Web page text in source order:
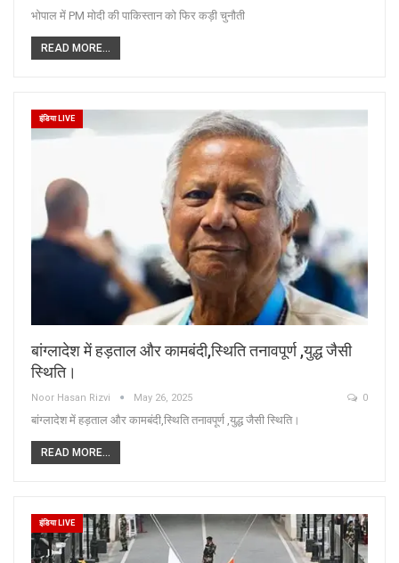
भोपाल में PM मोदी की पाकिस्तान को फिर कड़ी चुनौती
READ MORE...
इंडिया LIVE
बांग्लादेश में हड़ताल और कामबंदी,स्थिति तनावपूर्ण ,युद्ध जैसी
स्थिति।
Noor Hasan Rizvi May 26, 2025 0
बांग्लादेश में हड़ताल और कामबंदी,स्थिति तनावपूर्ण ,युद्ध जैसी स्थिति।
READ MORE...
इंडिया LIVE